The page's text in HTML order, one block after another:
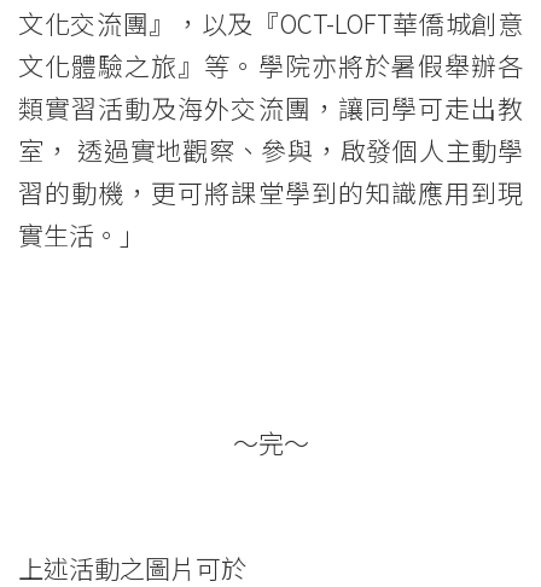
香
港
浸
會
文化交流團』，以及『OCT-LOFT華僑城創意
文化體驗之旅』等。學院亦將於暑假舉辦各
類實習活動及海外交流團，讓同學可走出教
室， 透過實地觀察、參與，啟發個人主動學
習的動機，更可將課堂學到的知識應用到現
實生活。」
～完～
上述活動之圖片可於